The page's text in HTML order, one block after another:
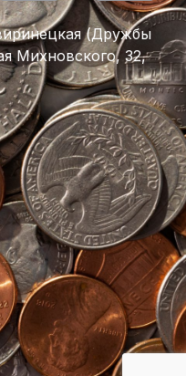
(Дружбы
Михновского, 32,